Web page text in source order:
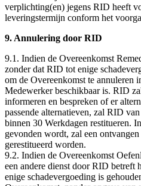
verplichting(en) jegens RID heeft
leveringstermijn conform het
9. Annulering door RID
9.1. Indien de Overeenkomst
zonder dat RID tot enige
om de Overeenkomst te annuleren
Medewerker beschikbaar is. RID
informeren en bespreken of er
passende alternatieven, zal RID
binnen 30 Werkdagen restitueren.
gevonden wordt, zal een
gerestitueerd worden.
9.2. Indien de Overeenkomst
een andere dienst door RID
enige schadevergoeding is